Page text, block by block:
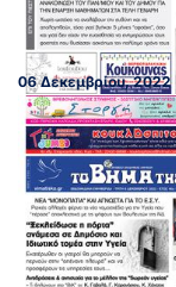
06 Δεκεμβρίου, 2022